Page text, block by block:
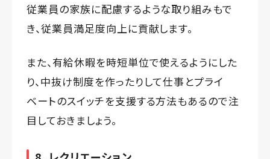
従業員の家族に配慮するような取り組みもで
き、従業員満足度向上に貢献します。
また、有給休暇を時短単位で使えるようにした
り、中抜け制度を作ったりして仕事とプライ
ベートのスイッチを支援する方法もあるので注
目しておきましょう。